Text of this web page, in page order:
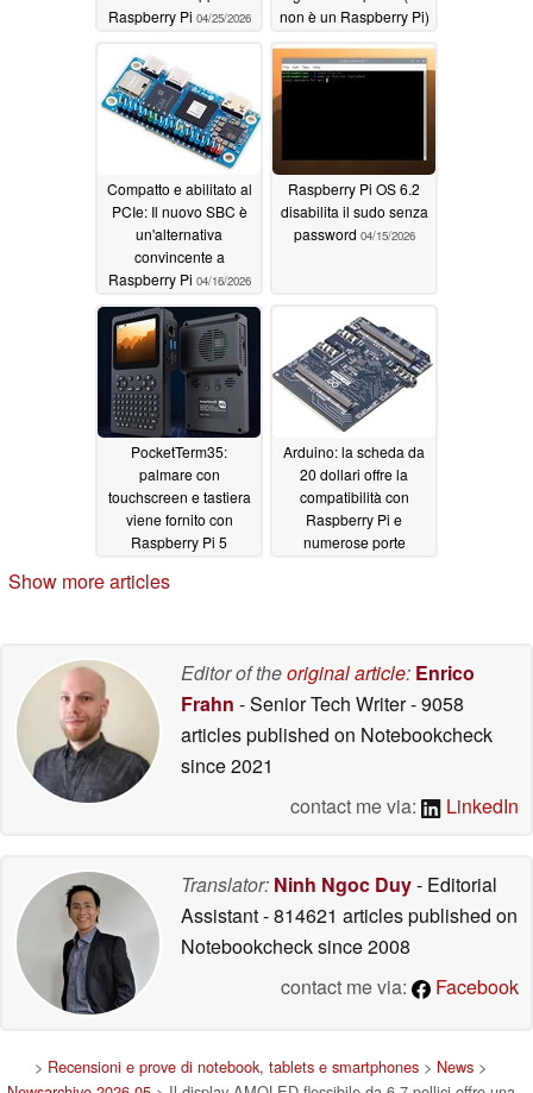
Raspberry Pi 04/25/2026
non è un Raspberry Pi)
Compatto e abilitato al
PCIe: Il nuovo SBC è
un'alternativa
convincente a
Raspberry Pi 04/16/2026
Raspberry Pi OS 6.2
disabilita il sudo senza
password 04/15/2026
PocketTerm35:
palmare con
touchscreen e tastiera
viene fornito con
Raspberry Pi 5
Arduino: la scheda da
20 dollari offre la
compatibilità con
Raspberry Pi e
numerose porte
Show more articles
Editor of theoriginal article: Enrico
Frahn - Senior Tech Writer- 9058
articles published on Notebookcheck
since 2021
contact me via:
LinkedIn
Translator: Ninh Ngoc Duy- Editorial
Assistant- 814621 articles published on
Notebookchecksince 2008
contact me via:
Facebook
> Recensioni e prove di notebook, tablets e smartphones > News >